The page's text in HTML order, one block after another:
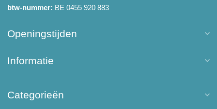
btw-nummer: BE 0455 920 883
Openingstijden
Informatie
Categorieën